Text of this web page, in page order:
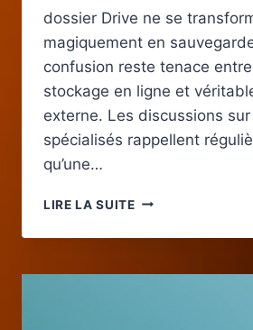
dossier Drive ne se
magiquement en
confusion reste tenace
stockage en ligne et
externe. Les discussions
spécialisés rappellent
qu’une…
LIRE LA SUITECOMMENT
EFFICACEMENT
FICHIERS